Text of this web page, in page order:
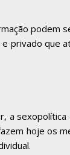
podem
privado
hoje os